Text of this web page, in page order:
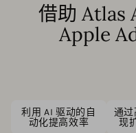
借助 Atlas
Apple
利用 AI 驱动的自
动化提高效率
通过
现